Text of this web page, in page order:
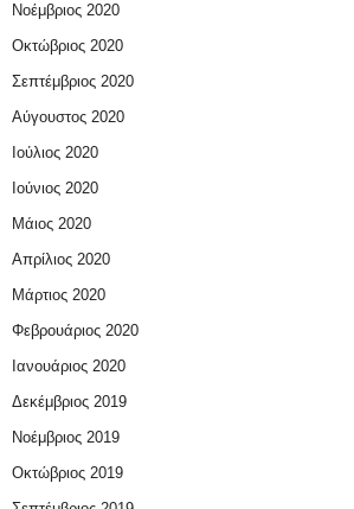
Νοέμβριος 2020
Οκτώβριος 2020
Σεπτέμβριος 2020
Αύγουστος 2020
Ιούλιος 2020
Ιούνιος 2020
Μάιος 2020
Απρίλιος 2020
Μάρτιος 2020
Φεβρουάριος 2020
Ιανουάριος 2020
Δεκέμβριος 2019
Νοέμβριος 2019
Οκτώβριος 2019